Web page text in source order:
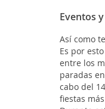
Eventos
Así como
Es por
entre los
paradas
cabo del
fiestas